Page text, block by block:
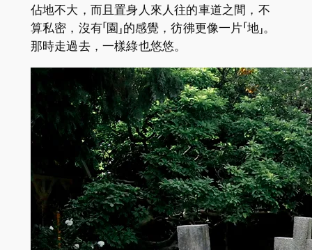
佔地不大，而且置身人來人往的車道之間，不
算私密，沒有「園」的感覺，彷彿更像一片「地」。
那時走過去，一樣綠也悠悠。